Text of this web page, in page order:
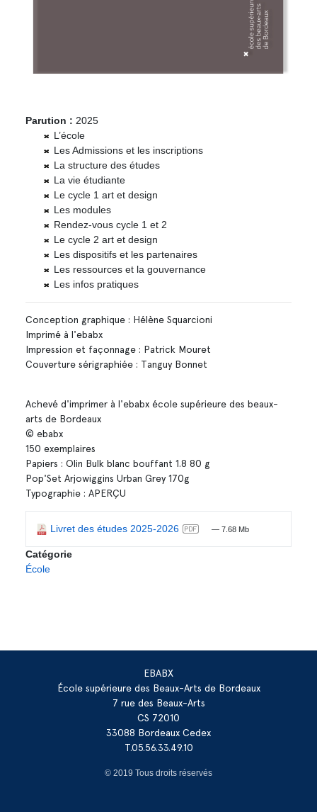
Parution : 2025
L’école
Les Admissions et les inscriptions
La structure des études
La vie étudiante
Le cycle 1 art et design
Les modules
Rendez-vous cycle 1 et 2
Le cycle 2 art et design
Les dispositifs et les partenaires
Les ressources et la gouvernance
Les infos pratiques
Conception graphique : Hélène Squarcioni
Imprimé à l'ebabx
Impression et façonnage : Patrick Mouret
Couverture sérigraphiée : Tanguy Bonnet
Achevé d'imprimer à l'ebabx école supérieure des beaux-
arts de Bordeaux
© ebabx
150 exemplaires
Papiers : Olin Bulk blanc bouffant 1.8 80 g
Pop'Set Arjowiggins Urban Grey 170g
Typographie : APERÇU
Livret des études 2025-2026 — 7.68 Mb
Catégorie
École
EBABX
École supérieure des Beaux-Arts de Bordeaux
7 rue des Beaux-Arts
CS 72010
33088 Bordeaux Cedex
T.05.56.33.49.10
© 2019 Tous droits réservés